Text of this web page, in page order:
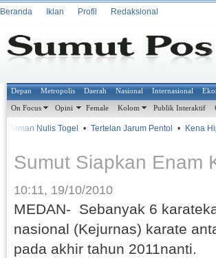
Beranda Iklan Profil Redaksional
Depan Metropolis Daerah Nasional Internasional
On Focus Opini Female Kolom Publik Interaktif
Nulis Togel Tertelan Jarum Pentol • Kena
Sumut Siapkan Enam
10:11, 19/10/2010
MEDAN- Sebanyak 6
nasional (Kejurnas) karate
pada akhir tahun 2011nanti.